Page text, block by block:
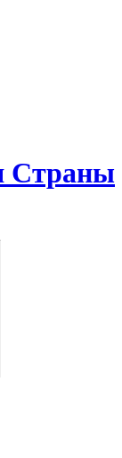
Страны